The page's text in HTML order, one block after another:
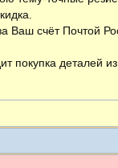
Ваш счёт Почтой
покупка деталей